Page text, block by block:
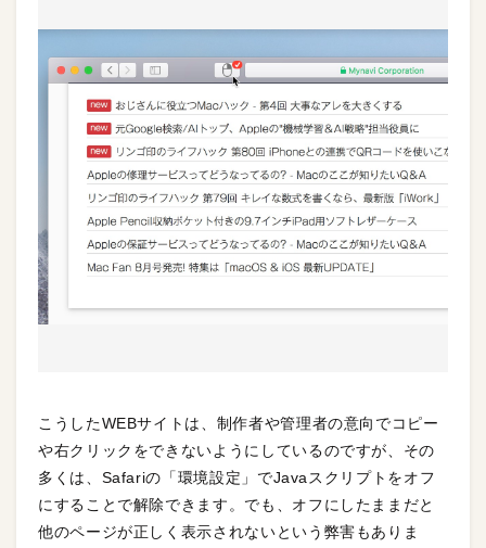
こうしたWEBサイトは、制作者や管理者の意向でコピー
や右クリックをできないようにしているのですが、その
多くは、Safariの「環境設定」でJavaスクリプトをオフ
にすることで解除できます。でも、オフにしたままだと
他のページが正しく表示されないという弊害もありま